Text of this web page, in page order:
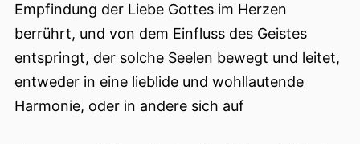
Empfindung der Liebe Gottes im Herzen
berrührt, und von dem Einfluss des Geistes
entspringt, der solche Seelen bewegt und leitet,
entweder in eine lieblide und wohllautende
Harmonie, oder in andere sich auf